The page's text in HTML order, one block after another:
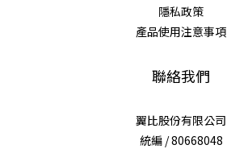
隱私政策
產品使用注意事項
聯絡我們
翼比股份有限公司
統編 / 80668048